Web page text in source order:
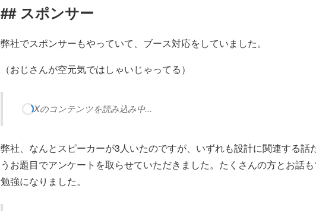
スポンサー
弊社でスポンサーもやっていて、ブース対応をしていました。
（おじさんが空元気ではしゃいじゃってる）
Xのコンテンツを読み込み中...
弊社、なんとスピーカーが3人いたのですが、いずれも設計に関連する
うお題目でアンケートを取らせていただきました。たくさんの方とお話
勉強になりました。